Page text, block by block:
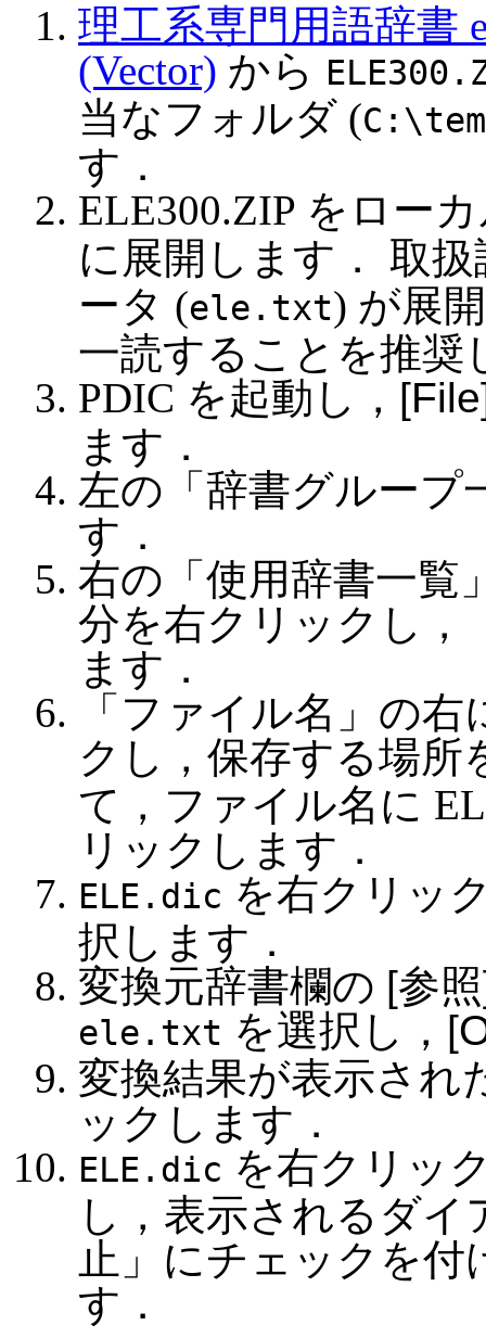
理工系専門用語辞書
(Vector) から
当なフォルダ (
す．
ELE300.ZIP をロー
に展開します． 取扱
ータ (ele.txt) が展
一読することを推奨
PDIC を起動し，
File
ます．
左の「辞書グループ
す．
右の「使用辞書一覧
分を右クリックし，
ます．
「ファイル名」の
クし，保存する場所
て，ファイル名に
リックします．
ELE.dic を右クリッ
択します．
変換元辞書欄の 参照
ele.txt を選択し，
変換結果が表示され
ックします．
ELE.dic を右クリッ
し，表示されるダ
止」にチェックを付
す．